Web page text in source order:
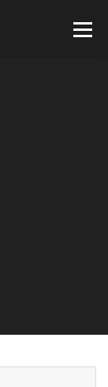
Menù
A 5